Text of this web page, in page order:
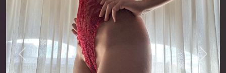
Previous Next